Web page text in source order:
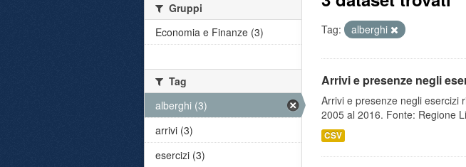
Tag: alberghi
Arrivi e presenze negli
Arrivi e presenze negli esercizi
2005 al 2016. Fonte: Regione
CSV
Gruppi
Economia e Finanze (3)
Tag
alberghi (3)
arrivi (3)
esercizi (3)